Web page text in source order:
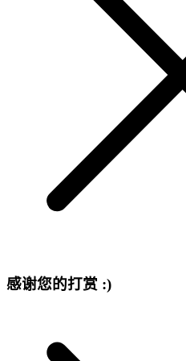
感谢您的打赏 :)